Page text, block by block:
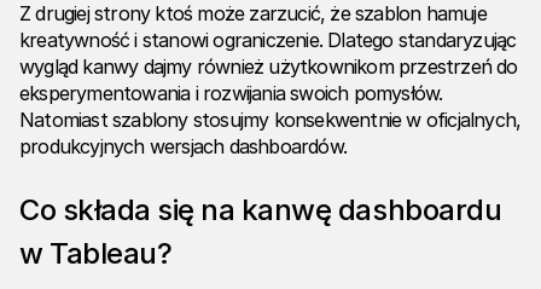
Z drugiej strony ktoś może zarzucić, że szablon hamuje
kreatywność i stanowi ograniczenie. Dlatego standaryzując
wygląd kanwy dajmy również użytkownikom przestrzeń do
eksperymentowania i rozwijania swoich pomysłów.
Natomiast szablony stosujmy konsekwentnie w oficjalnych,
produkcyjnych wersjach dashboardów.
Co składa się na kanwę dashboardu
w Tableau?